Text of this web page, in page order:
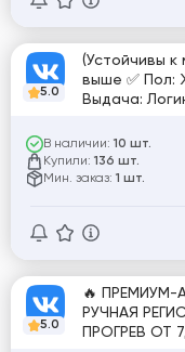
5.0
(Устойчивы к
выше ✅ Пол:
Выдача:
В наличии: 10 шт.
Купили: 136 шт.
Мин. заказ: 1 шт.
5.0
🔥 ПРЕМИУМ-
РУЧНАЯ
ПРОГРЕВ ОТ